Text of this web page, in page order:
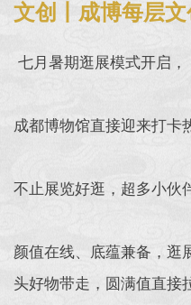
文创丨成博每层
七月暑期逛展模式开启，
成都博物馆直接迎来打卡
不止展览好逛，超多小伙
颜值在线、底蕴兼备，逛
头好物带走，圆满值直接